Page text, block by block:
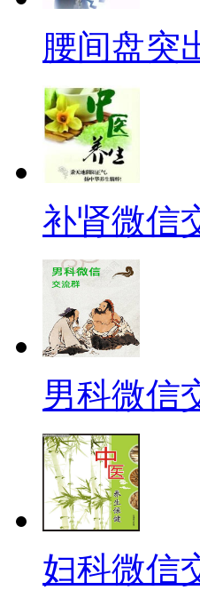
腰间盘突
补肾微信
男科微信
妇科微信